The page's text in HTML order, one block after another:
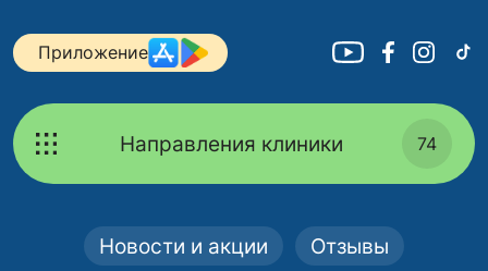
Приложение
Направления клиники 74
Новости и акции Отзывы